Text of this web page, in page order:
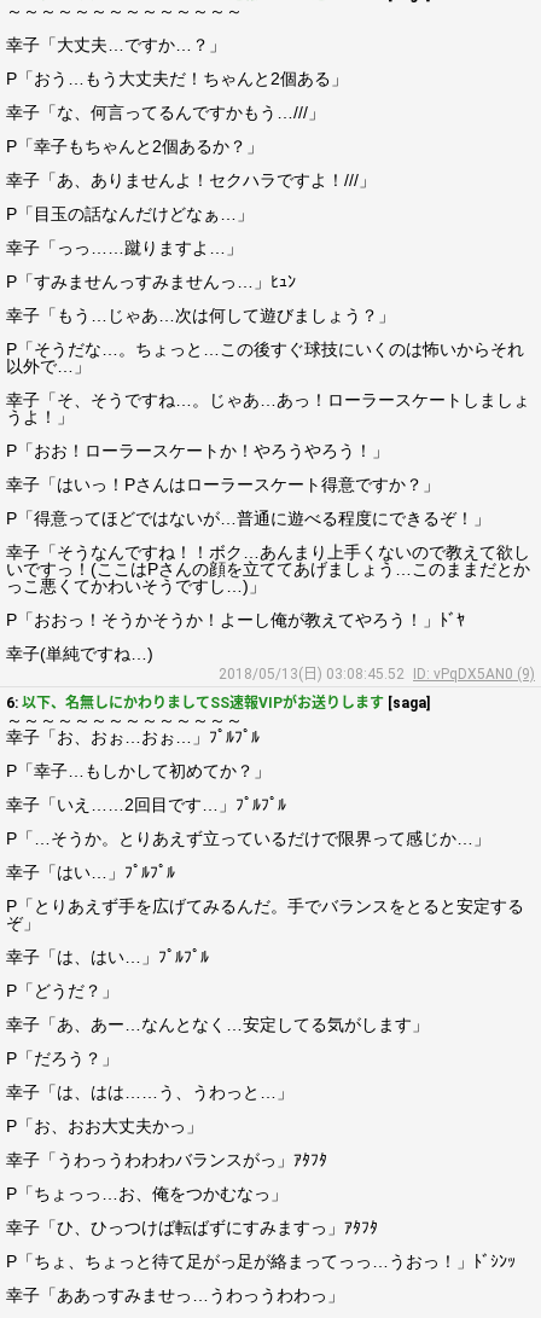
～～～～～～～～～～～～～～
幸子「大丈夫…ですか…？」
P「おう…もう大丈夫だ！ちゃんと2個ある」
幸子「な、何言ってるんですかもう…///」
P「幸子もちゃんと2個あるか？」
幸子「あ、ありませんよ！セクハラですよ！///」
P「目玉の話なんだけどなぁ…」
幸子「っっ……蹴りますよ…」
P「すみませんっすみませんっ…」ﾋｭﾝ
幸子「もう…じゃあ…次は何して遊びましょう？」
P「そうだな…。ちょっと…この後すぐ球技にいくのは怖いからそれ
以外で…」
幸子「そ、そうですね…。じゃあ…あっ！ローラースケートしましょ
うよ！」
P「おお！ローラースケートか！やろうやろう！」
幸子「はいっ！Pさんはローラースケート得意ですか？」
P「得意ってほどではないが…普通に遊べる程度にできるぞ！」
幸子「そうなんですね！！ボク…あんまり上手くないので教えて欲し
いですっ！(ここはPさんの顔を立ててあげましょう…このままだとか
っこ悪くてかわいそうですし…)」
P「おおっ！そうかそうか！よーし俺が教えてやろう！」ﾄﾞﾔ
幸子(単純ですね…)
2018/05/13(日) 03:08:45.52
ID: vPqDX5AN0 (9)
6: 以下、名無しにかわりましてSS速報VIPがお送りします [saga]
～～～～～～～～～～～～～～
幸子「お、おぉ…おぉ…」ﾌﾟﾙﾌﾟﾙ
P「幸子…もしかして初めてか？」
幸子「いえ……2回目です…」ﾌﾟﾙﾌﾟﾙ
P「…そうか。とりあえず立っているだけで限界って感じか…」
幸子「はい…」ﾌﾟﾙﾌﾟﾙ
P「とりあえず手を広げてみるんだ。手でバランスをとると安定する
ぞ」
幸子「は、はい…」ﾌﾟﾙﾌﾟﾙ
P「どうだ？」
幸子「あ、あー…なんとなく…安定してる気がします」
P「だろう？」
幸子「は、はは……う、うわっと…」
P「お、おお大丈夫かっ」
幸子「うわっうわわわバランスがっ」ｱﾀﾌﾀ
P「ちょっっ…お、俺をつかむなっ」
幸子「ひ、ひっつけば転ばずにすみますっ」ｱﾀﾌﾀ
P「ちょ、ちょっと待て足がっ足が絡まってっっ…うおっ！」ﾄﾞｼﾝｯ
幸子「ああっすみませっ…うわっうわわっ」